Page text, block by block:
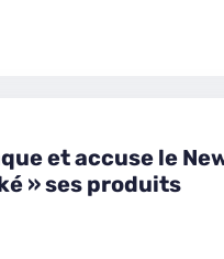
et accuse le
» ses produits